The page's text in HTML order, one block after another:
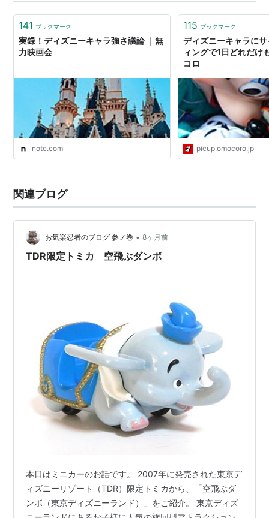
141 ブックマーク
実録！ディズニーキャラ強さ議論 ｜無
力映画会
note.com
115 ブックマーク
ディズニーキャラに
ィングで1日どれだけ
コロ
picup.omocoro.jp
関連ブログ
お気楽忍者のブログ 参ノ巻 • 8ヶ月前
TDR限定トミカ 空飛ぶダンボ
本日はミニカーのお話です。 2007年に発売された東京デ
ィズニーリゾート（TDR）限定トミカから、「空飛ぶダ
ンボ（東京ディズニーランド）」をご紹介。 東京ディズ